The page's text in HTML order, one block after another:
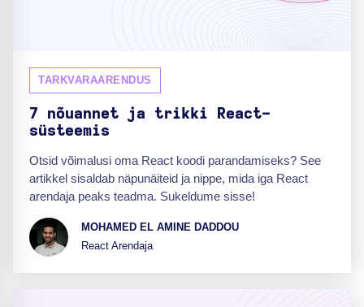
TARKVARAARENDUS
7 nõuannet ja trikki React-
süsteemis
Otsid võimalusi oma React koodi parandamiseks? See
artikkel sisaldab näpunäiteid ja nippe, mida iga React
arendaja peaks teadma. Sukeldume sisse!
MOHAMED EL AMINE DADDOU
React Arendaja